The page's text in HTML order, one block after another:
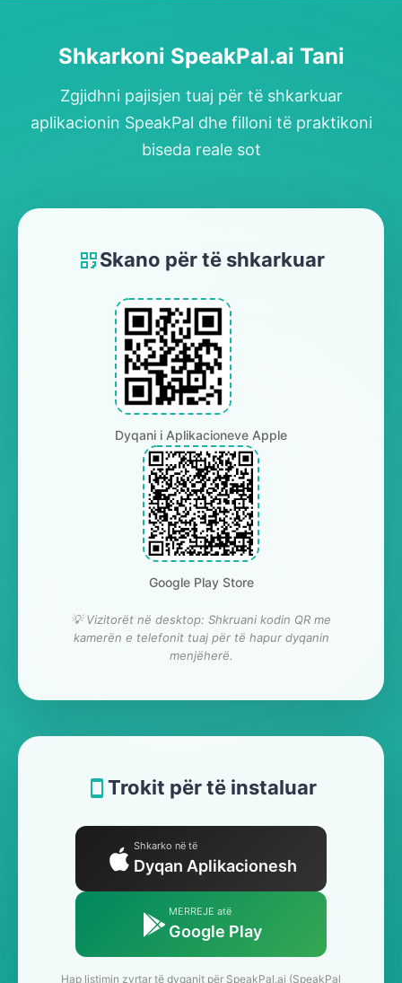
Shkarkoni SpeakPal.ai Tani
Zgjidhni pajisjen tuaj për të shkarkuar
aplikacionin SpeakPal dhe filloni të praktikoni
biseda reale sot
Skano për të shkarkuar
Dyqani i Aplikacioneve Apple
Google Play Store
💡 Vizitorët në desktop: Shkruani kodin QR me
kamerën e telefonit tuaj për të hapur dyqanin
menjëherë.
Trokit për të instaluar
Shkarko në të
Dyqan Aplikacionesh
MERREJE atë
Google Play
Hap listimin zyrtar të dyqanit për SpeakPal.ai (SpeakPal